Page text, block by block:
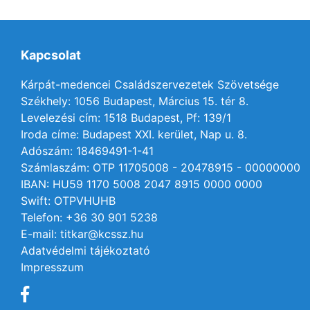
Kapcsolat
Kárpát-medencei Családszervezetek Szövetsége
Székhely: 1056 Budapest, Március 15. tér 8.
Levelezési cím: 1518 Budapest, Pf: 139/1
Iroda címe: Budapest XXI. kerület, Nap u. 8.
Adószám: 18469491-1-41
Számlaszám: OTP 11705008 - 20478915 - 00000000
IBAN: HU59 1170 5008 2047 8915 0000 0000
Swift: OTPVHUHB
Telefon: +36 30 901 5238
E-mail: titkar@kcssz.hu
Adatvédelmi tájékoztató
Impresszum